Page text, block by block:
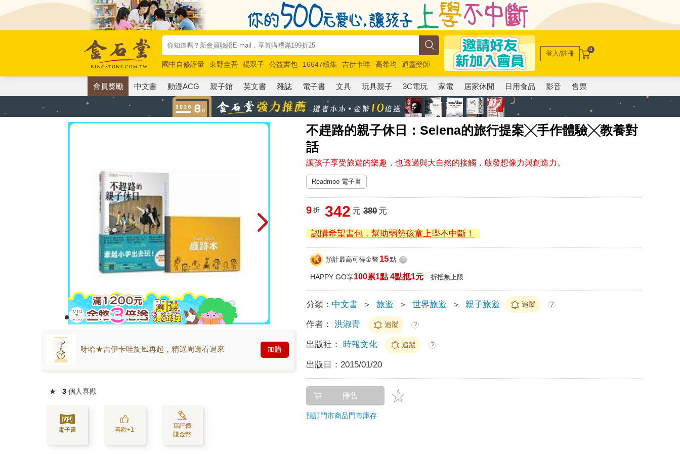
國中自修評量 東野圭吾 楊双子 公益書包 16647續集 吉伊卡哇 高希均
通靈藥師
唯紅花綻放
奧德賽 路邊攤新作 馬斯克 玩具總動員5 超慢跑
登入/註冊 0
會員獎勵 中文書 動漫ACG 親子館 英文書 雜誌 電子書 文具 玩具親子 3C電玩 家電 居家休閒 日用食品 影音 售票
不趕路的親子休日：Selena的旅行提案╳手作體驗╳教養對
話
讓孩子享受旅遊的樂趣，也透過與大自然的接觸，啟發想像力與創造力。
呀哈★吉伊卡哇旋風再起，精選周邊看過來 加購
★ 3 個人喜歡
電子書 喜歡+1
寫評價
賺金幣
Readmoo 電子書
9 折 342 元 380元
認購希望書包，幫助弱勢孩童上學不中斷！
預計最高可得金幣 15點 ?
HAPPY GO享100累1點 4點抵1元 折抵無上限
分類： 中文書 ＞ 旅遊 ＞ 世界旅遊 ＞ 親子旅遊 追蹤 ?
作者： 洪淑青 追蹤 ?
出版社： 時報文化 追蹤 ?
出版日： 2015/01/20
停售
預訂門市商品門市庫存